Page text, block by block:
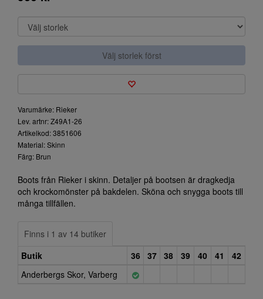
Välj storlek först
Varumärke: Rieker
Lev. artnr: Z49A1-26
Artikelkod: 3851606
Material: Skinn
Färg: Brun
Boots från Rieker i skinn. Detaljer på bootsen är dragkedja
och krockomönster på bakdelen. Sköna och snygga boots till
många tillfällen.
Finns i 1 av 14 butiker
Butik
36 37 38 39 40 41
42
Anderbergs Skor, Varberg